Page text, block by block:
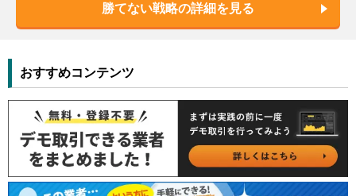
勝てない戦略の詳細を見る
おすすめコンテンツ